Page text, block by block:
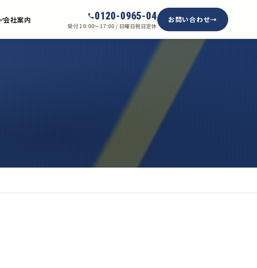
会社案内 0120-0965-04
受付 10:00〜17:00 / 日曜日祝日定休
お問い合わせ